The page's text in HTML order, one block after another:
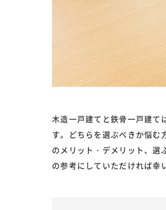
木造一戸建てと鉄骨一戸建て
す。どちらを選ぶべきか悩む
のメリット・デメリット、選
の参考にしていただければ幸